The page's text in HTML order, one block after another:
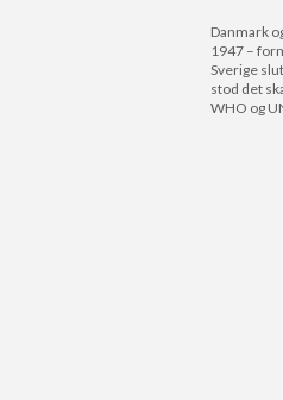
Danmark
1947 –
Sverige
stod det
WHO og